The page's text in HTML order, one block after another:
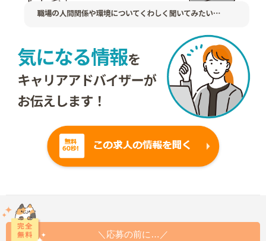
＼応募の前に…／